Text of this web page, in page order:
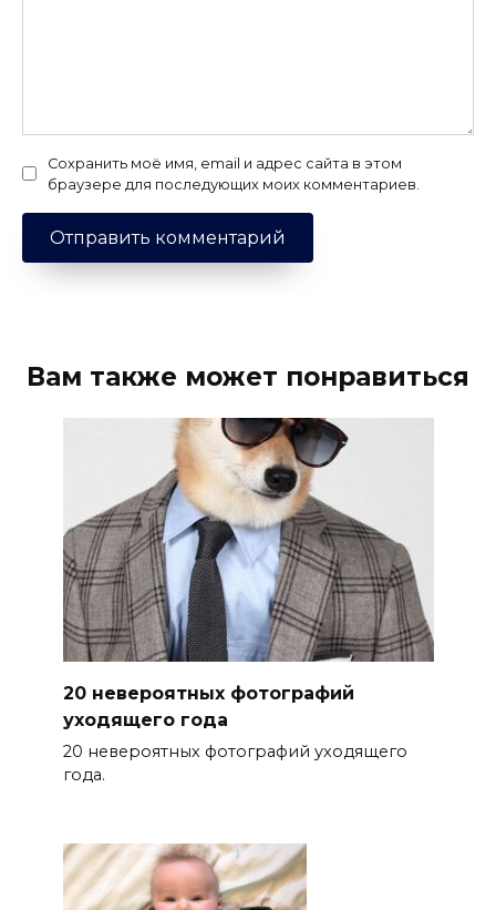
Сохранить моё имя, email и адрес сайта в этом
браузере для последующих моих комментариев.
Вам также может понравиться
20 невероятных фотографий
уходящего года
20 невероятных фотографий уходящего
года.